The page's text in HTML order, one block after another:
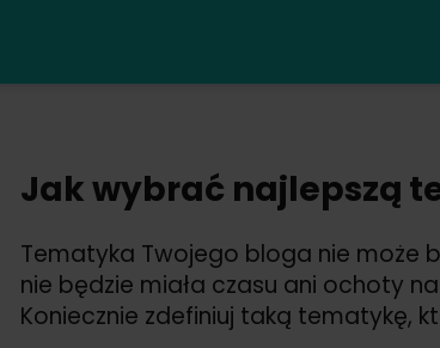
Jak wybrać najlepszą
Tematyka Twojego bloga nie może
nie będzie miała czasu ani ochoty
Koniecznie zdefiniuj taką tematykę,